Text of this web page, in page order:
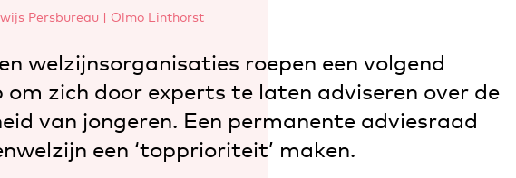
Persbureau | Olmo Linthorst
welzijnsorganisaties roepen een volgend
zich door experts te laten adviseren over de
van jongeren. Een permanente adviesraad
een ‘topprioriteit’ maken.